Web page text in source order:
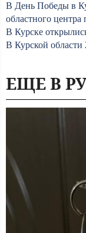
В День Победы в
областного
В Курске
В Курской области
ЕЩЕ В